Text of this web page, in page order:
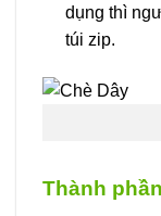
dụng thì
túi zip.
Thành